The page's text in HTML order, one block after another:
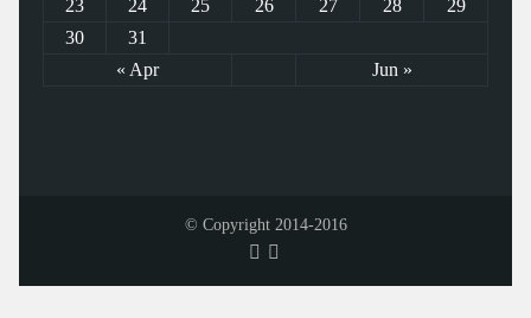
« Apr Jun »
23
24 25 26 27 28
29
30
31
© Copyright 2014-2016